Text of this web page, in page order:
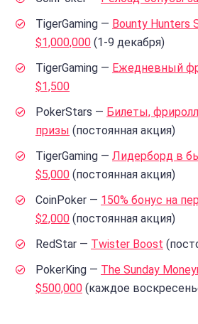
TigerGaming — Bounty Hunters
$1,000,000 (1-9 декабря)
TigerGaming — Ежедневный
$1,500
PokerStars — Билеты,
призы (постоянная акция)
TigerGaming — Лидерборд в
$5,000 (постоянная акция)
CoinPoker — 150% бонус на
$2,000 (постоянная акция)
RedStar — Twister Boost
PokerKing — The Sunday
$500,000 (каждое